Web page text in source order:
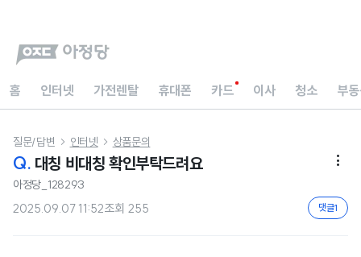
홈 인터넷 가전렌탈 휴대폰 카드 이사 청소 부
질문/답변  인터넷  상품문의
Q. 대칭 비대칭 확인부탁드려요 
아정당_128293
2025.09.07 11:52조회 255 댓글1